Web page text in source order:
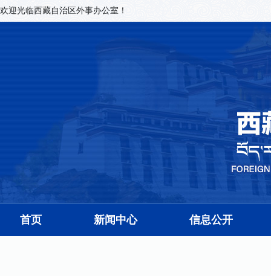
欢迎光临西藏自治区外事办公室！
首页 新闻中心 信息公开